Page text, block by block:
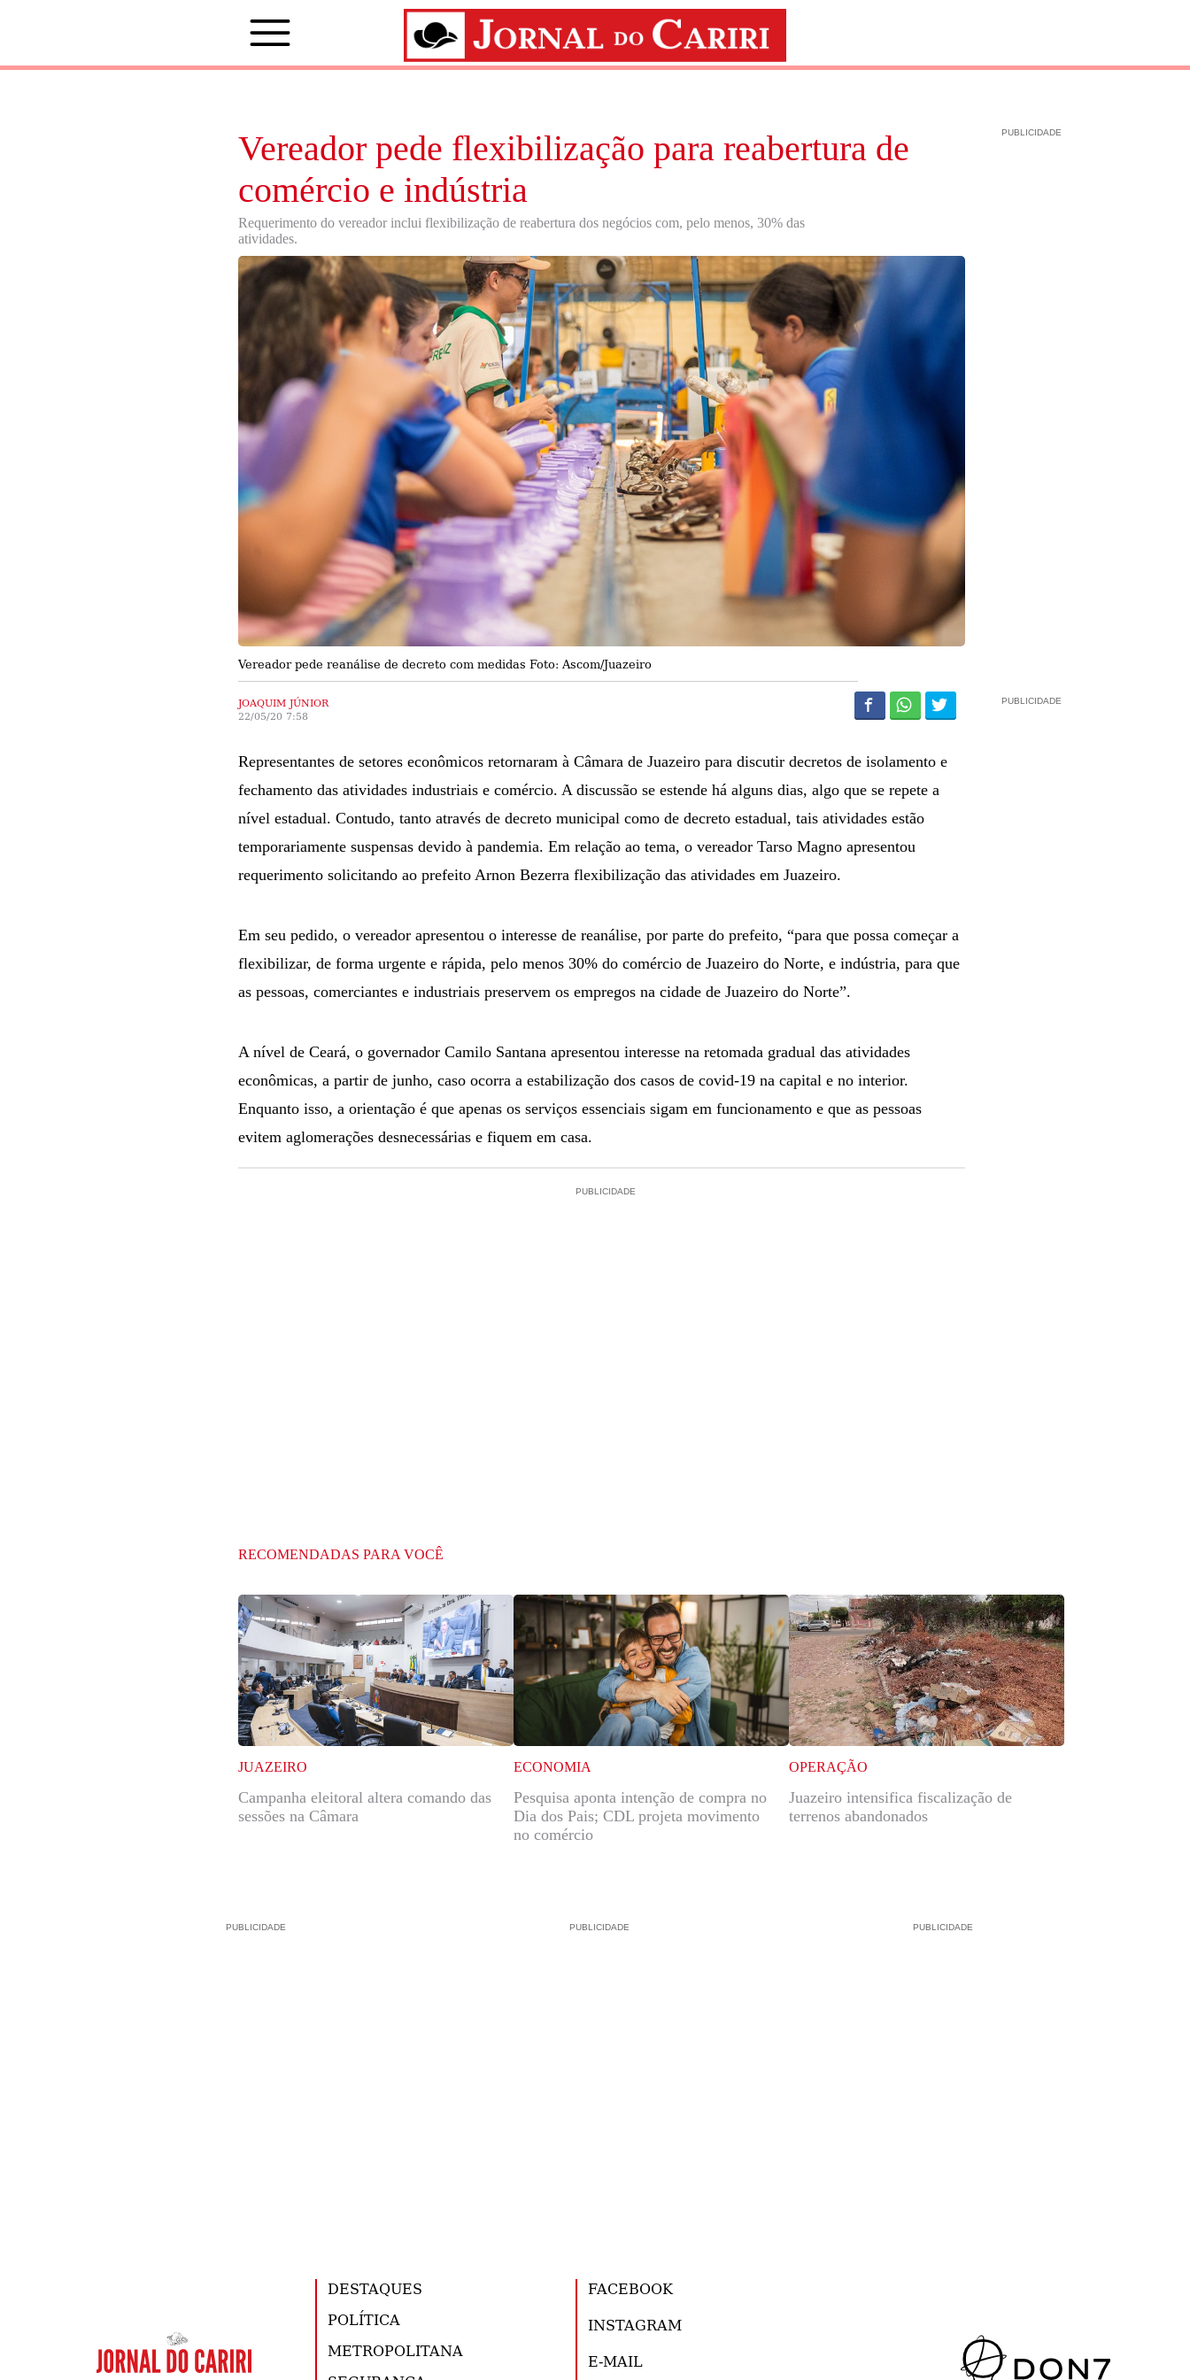
Vereador pede flexibilização para reabertura de
comércio e indústria
Requerimento do vereador inclui flexibilização de reabertura dos negócios com, pelo menos, 30% das
atividades.
Vereador pede reanálise de decreto com medidas Foto: Ascom/Juazeiro
JOAQUIM JÚNIOR
22/05/20 7:58
Representantes de setores econômicos retornaram à Câmara de Juazeiro para discutir decretos de isolamento e
fechamento das atividades industriais e comércio. A discussão se estende há alguns dias, algo que se repete a
nível estadual. Contudo, tanto através de decreto municipal como de decreto estadual, tais atividades estão
temporariamente suspensas devido à pandemia. Em relação ao tema, o vereador Tarso Magno apresentou
requerimento solicitando ao prefeito Arnon Bezerra flexibilização das atividades em Juazeiro.
Em seu pedido, o vereador apresentou o interesse de reanálise, por parte do prefeito, “para que possa começar a
flexibilizar, de forma urgente e rápida, pelo menos 30% do comércio de Juazeiro do Norte, e indústria, para que
as pessoas, comerciantes e industriais preservem os empregos na cidade de Juazeiro do Norte”.
A nível de Ceará, o governador Camilo Santana apresentou interesse na retomada gradual das atividades
econômicas, a partir de junho, caso ocorra a estabilização dos casos de covid-19 na capital e no interior.
Enquanto isso, a orientação é que apenas os serviços essenciais sigam em funcionamento e que as pessoas
evitem aglomerações desnecessárias e fiquem em casa.
PUBLICIDADE
PUBLICIDADE
PUBLICIDADE
RECOMENDADAS PARA VOCÊ
JUAZEIRO
Campanha eleitoral altera comando das
sessões na Câmara
ECONOMIA
Pesquisa aponta intenção de compra no
Dia dos Pais; CDL projeta movimento
no comércio
OPERAÇÃO
Juazeiro intensifica fiscalização de
terrenos abandonados
PUBLICIDADE PUBLICIDADE PUBLICIDADE
DESTAQUES
POLÍTICA
METROPOLITANA
FACEBOOK
INSTAGRAM
E-MAIL